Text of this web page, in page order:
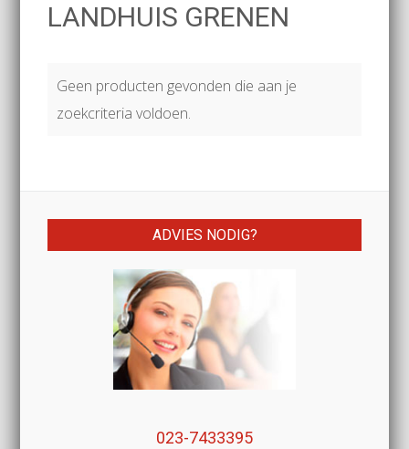
LANDHUIS GRENEN
Geen producten gevonden die aan je
zoekcriteria voldoen.
ADVIES NODIG?
023-7433395